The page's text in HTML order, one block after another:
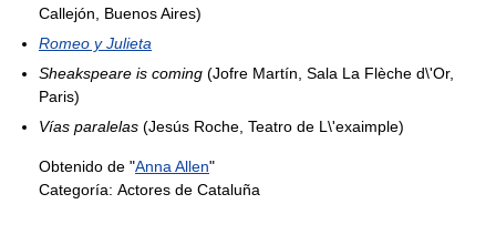
Callejón, Buenos Aires)
Romeo y Julieta
Sheakspeare is coming (Jofre Martín, Sala La Flèche d\'Or,
Paris)
Vías paralelas (Jesús Roche, Teatro de L\'exaimple)
Obtenido de "Anna Allen"
Categoría: Actores de Cataluña